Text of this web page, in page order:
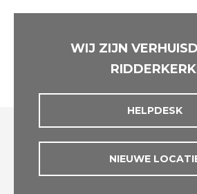
WIJ ZIJN
HELPDESK
NIEUWE